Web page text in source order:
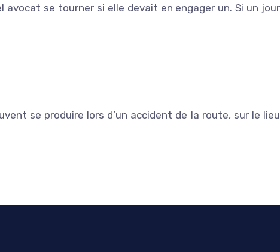
se tourner si elle devait en engager un. Si un jour
se produire lors d’un accident de la route, sur le lieu